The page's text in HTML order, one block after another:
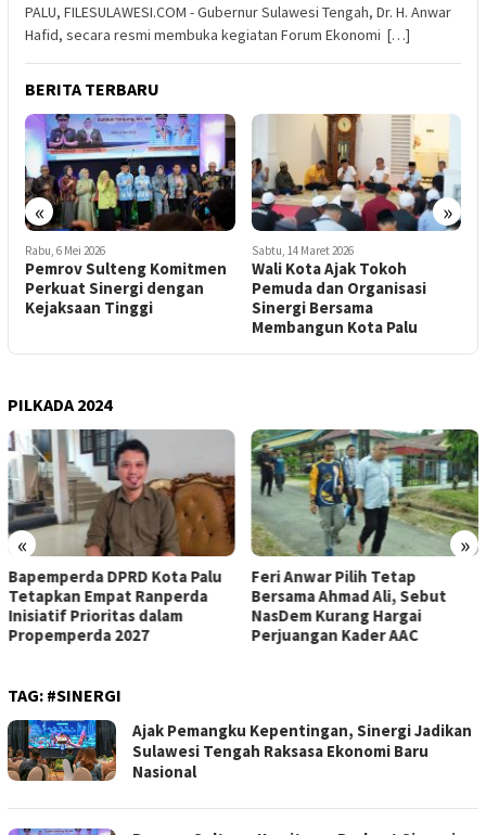
PALU, FILESULAWESI.COM - Gubernur Sulawesi Tengah, Dr. H. Anwar
Hafid, secara resmi membuka kegiatan Forum Ekonomi […]
BERITA TERBARU
« »
Rabu, 6 Mei 2026
Pemrov Sulteng Komitmen
Perkuat Sinergi dengan
Kejaksaan Tinggi
Sabtu, 14 Maret 2026
Wali Kota Ajak Tokoh
Pemuda dan Organisasi
Sinergi Bersama
Membangun Kota Palu
PILKADA 2024
« »
Bapemperda DPRD Kota Palu
Tetapkan Empat Ranperda
Inisiatif Prioritas dalam
Propemperda 2027
Feri Anwar Pilih Tetap
Bersama Ahmad Ali, Sebut
NasDem Kurang Hargai
Perjuangan Kader AAC
TAG: #SINERGI
Ajak Pemangku Kepentingan, Sinergi Jadikan
Sulawesi Tengah Raksasa Ekonomi Baru
Nasional